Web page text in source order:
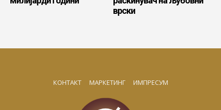
врски
КОНТАКТ МАРКЕТИНГ ИМПРЕСУМ